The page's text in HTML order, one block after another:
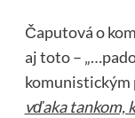
Čaputová o
aj toto –
komunistickým
vďaka tankom,